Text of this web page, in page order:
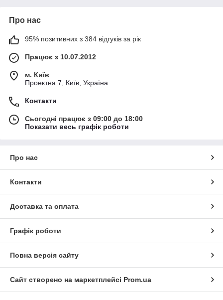
Про нас
95% позитивних з 384 відгуків за рік
Працює з 10.07.2012
м. Київ
Проектна 7, Київ, Україна
Контакти
Сьогодні працює з 09:00 до 18:00
Показати весь графік роботи
Про нас
Контакти
Доставка та оплата
Графік роботи
Повна версія сайту
Сайт створено на маркетплейсі Prom.ua